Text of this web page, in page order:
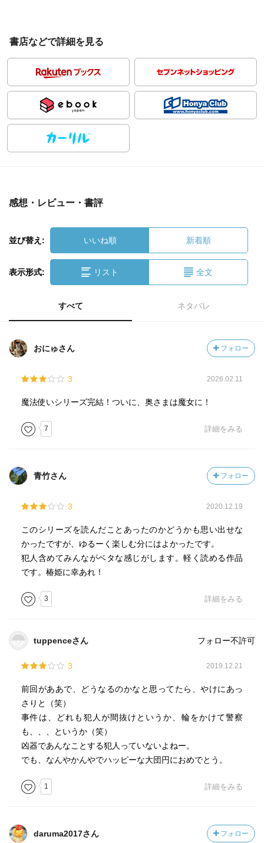
書店などで詳細を見る
感想・レビュー・書評
並び替え: いいね順 新着順
表示形式: リスト 全文
すべて ネタバレ
おにゅさん フォロー
3 2026.02.11
魔法使いシリーズ完結！ついに、奥さまは魔女に！
7 詳細をみる
青竹さん フォロー
3 2020.12.19
このシリーズを読んだことあったのかどうかも思い出せな
かったですが、ゆるーく楽しむ分にはよかったです。
犯人含めてみんながベタな感じがします。軽く読める作品
です。椿姫に幸あれ！
3 詳細をみる
tuppenceさん フォロー不許可
3 2019.12.21
前回がああで、どうなるのかなと思ってたら、やけにあっ
さりと（笑）
事件は、どれも犯人が間抜けというか、輪をかけて警察
も、、、というか（笑）
凶器であんなことする犯人っていないよねー。
でも、なんやかんやでハッピーな大団円におめでとう。
1 詳細をみる
daruma2017さん フォロー